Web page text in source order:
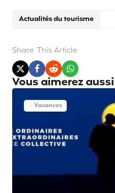
Actualités du tourisme
Share This Article
Vous aimerez aussi
Vacances